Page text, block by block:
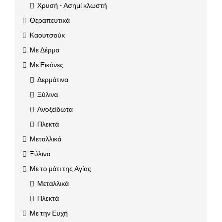
Χρυσή - Ασημί κλωστή
Θεραπευτικά
Καουτσούκ
Με Δέρμα
Με Εικόνες
Δερμάτινα
Ξύλινα
Ανοξείδωτα
Πλεκτά
Μεταλλικά
Ξύλινα
Με το μάτι της Αγίας
Μεταλλικά
Πλεκτά
Με την Ευχή